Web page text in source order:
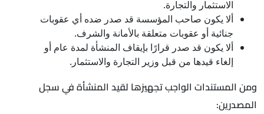
الاستثمار والتجارة.
ألا يكون صاحب المؤسسة قد صدر ضده أي عقوبات
جنائية أو عقوبات متعلقة بالأمانة والشرف.
ألا يكون قد صدر قرارًا بإيقاف المنشأة لمدة عام أو
إلغاء قيدها من قبل وزير التجارة والاستثمار.
ومن المستندات الواجب تجهيزها لقيد المنشأة في سجل
المصدرين: